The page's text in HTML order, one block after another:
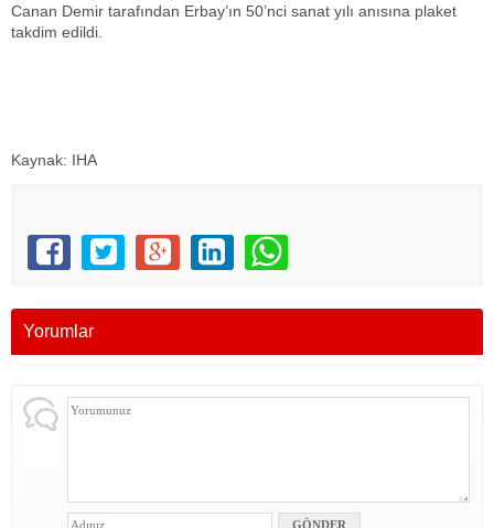
Canan Demir tarafından Erbay’ın 50’nci sanat yılı anısına plaket
takdim edildi.
Kaynak: IHA
Yorumlar